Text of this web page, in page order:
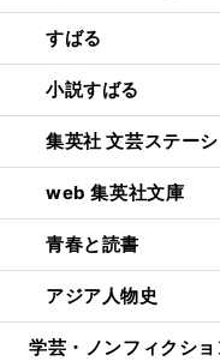
すばる
小説すばる
集英社 文芸ステー
web 集英社文庫
青春と読書
アジア人物史
学芸・ノンフィクシ